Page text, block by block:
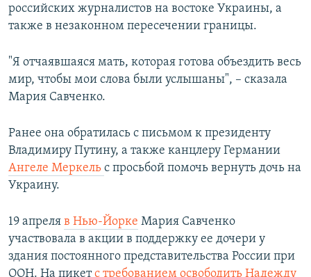
российских журналистов на востоке Украины, а
также в незаконном пересечении границы.
"Я отчаявшаяся мать, которая готова объездить весь
мир, чтобы мои слова были услышаны", – сказала
Мария Савченко.
Ранее она обратилась с письмом к президенту
Владимиру Путину, а также канцлеру Германии
Ангеле Меркель с просьбой помочь вернуть дочь на
Украину.
19 апреля в Нью-Йорке Мария Савченко
участвовала в акции в поддержку ее дочери у
здания постоянного представительства России при
ООН. На пикетс требованием освободить Надежду